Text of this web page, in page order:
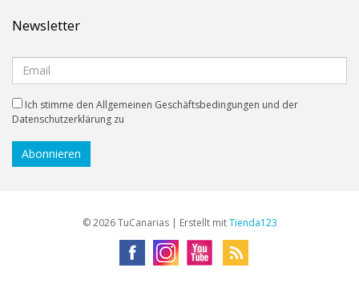
Newsletter
Ich stimme den Allgemeinen Geschäftsbedingungen und der
Datenschutzerklärung zu
© 2026 TuCanarias | Erstellt mitTienda123